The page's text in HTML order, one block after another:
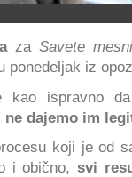
za Savete
ponedeljak iz
kao ispravno
ne dajemo im
koji je od
i obično,svi